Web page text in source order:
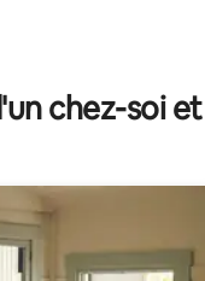
de 117
chez-soi